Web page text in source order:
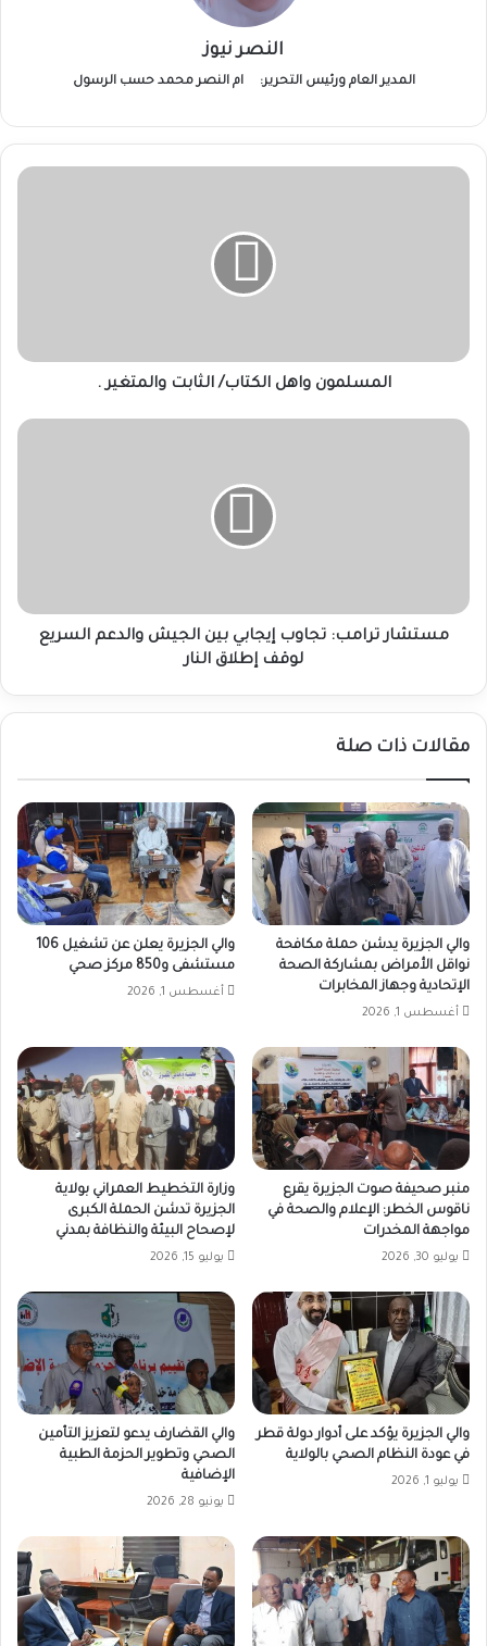
النصر نيوز
المدير العام ورئيس التحرير: ام النصر محمد حسب الرسول
المسلمون
المسلمون واهل الكتاب/ الثابت والمتغير .
مستشار
لوقف
إطلاقمستشار ترامب: تجاوب إيجابي بين الجيش والدعم السريع
لوقف إطلاق النار
مقالات ذات صلة
والي الجزيرة يدشن حملة مكافحة
نواقل الأمراض بمشاركة الصحة
الإتحادية وجهاز المخابرات
أغسطس 1, 2026
والي الجزيرة يعلن عن تشغيل 106
مستشفى و850 مركز صحي
أغسطس 1, 2026
منبر صحيفة صوت الجزيرة يقرع
ناقوس الخطر: الإعلام والصحة في
مواجهة المخدرات
يوليو 30, 2026
وزارة التخطيط العمراني بولاية
الجزيرة تدشن الحملة الكبرى
لإصحاح البيئة والنظافة بمدني
يوليو 15, 2026
والي الجزيرة يؤكد على أدوار دولة قطر
في عودة النظام الصحي بالولاية
يوليو 1, 2026
والي القضارف يدعو لتعزيز التأمين
الصحي وتطوير الحزمة الطبية
الإضافية
يونيو 28, 2026